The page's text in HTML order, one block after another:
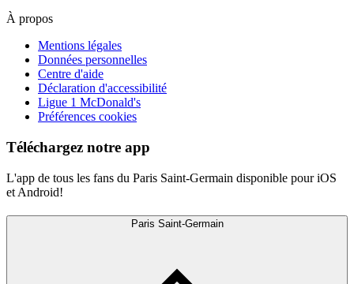
À propos
Mentions légales
Données personnelles
Centre d'aide
Déclaration d'accessibilité
Ligue 1 McDonald's
Préférences cookies
Téléchargez notre app
L'app de tous les fans du Paris Saint-Germain disponible pour iOS
et Android!
Paris Saint-Germain